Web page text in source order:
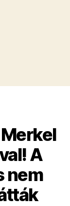
A
nem